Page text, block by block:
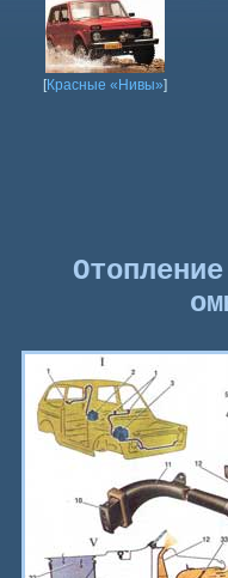
[Красные «Нивы»]